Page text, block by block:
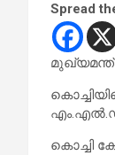
Spread
കൊച്ചി